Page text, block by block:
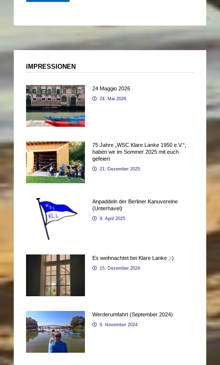
IMPRESSIONEN
24 Maggio 2026
24. Mai 2026
75 Jahre „WSC Klare Lanke 1950 e.V.“,
haben wir im Sommer 2025 mit euch
gefeiert
21. Dezember 2025
Anpaddeln der Berliner Kanuvereine
(Unterhavel)
9. April 2025
Es weihnachtet bei Klare Lanke ;-)
15. Dezember 2024
Werderumfahrt (September 2024)
6. November 2024